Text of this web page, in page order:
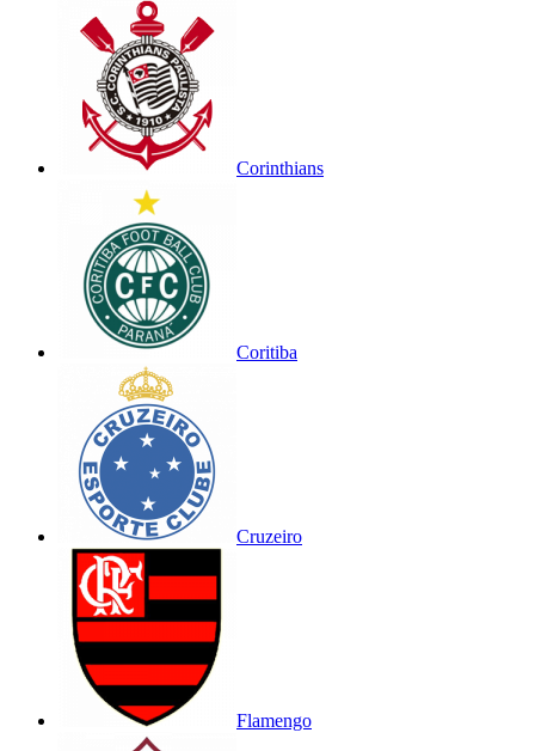
Corinthians
Coritiba
Cruzeiro
Flamengo